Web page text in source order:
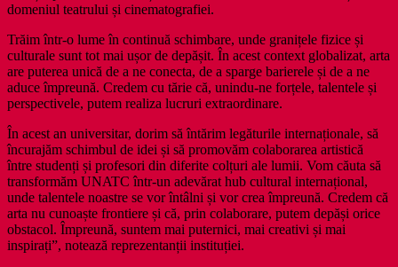
domeniul teatrului și cinematografiei.
Trăim într-o lume în continuă schimbare, unde granițele fizice și
culturale sunt tot mai ușor de depășit. În acest context globalizat, arta
are puterea unică de a ne conecta, de a sparge barierele și de a ne
aduce împreună. Credem cu tărie că, unindu-ne forțele, talentele și
perspectivele, putem realiza lucruri extraordinare.
În acest an universitar, dorim să întărim legăturile internaționale, să
încurajăm schimbul de idei și să promovăm colaborarea artistică
între studenți și profesori din diferite colțuri ale lumii. Vom căuta să
transformăm UNATC într-un adevărat hub cultural internațional,
unde talentele noastre se vor întâlni și vor crea împreună. Credem că
arta nu cunoaște frontiere și că, prin colaborare, putem depăși orice
obstacol. Împreună, suntem mai puternici, mai creativi și mai
inspirați”, notează reprezentanții instituției.